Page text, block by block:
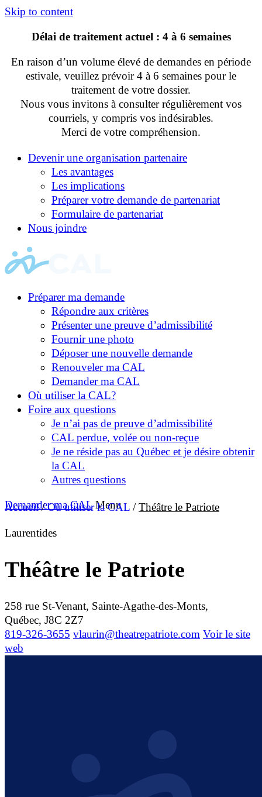
Skip to content
Délai de traitement actuel : 4 à 6 semaines
En raison d’un volume élevé de demandes en période
estivale, veuillez prévoir 4 à 6 semaines pour le
traitement de votre dossier.
Nous vous invitons à consulter régulièrement vos
courriels, y compris vos indésirables.
Merci de votre compréhension.
Devenir une organisation partenaire
Les avantages
Les implications
Préparer votre demande de partenariat
Formulaire de partenariat
Nous joindre
Préparer ma demande
Répondre aux critères
Présenter une preuve d’admissibilité
Fournir une photo
Déposer une nouvelle demande
Renouveler ma CAL
Demander ma CAL
Où utiliser la CAL?
Foire aux questions
Je n’ai pas de preuve d’admissibilité
CAL perdue, volée ou non-reçue
Je ne réside pas au Québec et je désire obtenir
la CAL
Autres questions
Demander ma CAL Menu
Accueil/Où utiliser la CAL /Théâtre le Patriote
Laurentides
Théâtre le Patriote
258 rue St-Venant, Sainte-Agathe-des-Monts,
Québec, J8C 2Z7
819-326-3655 vlaurin@theatrepatriote.com Voir le site
web